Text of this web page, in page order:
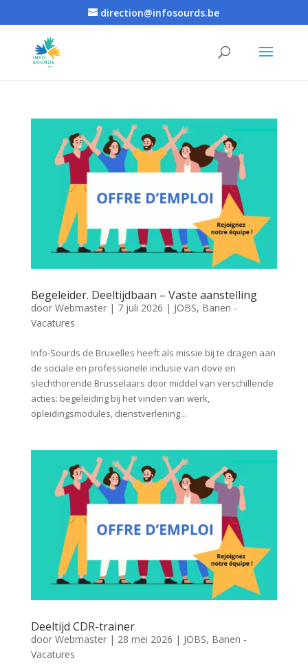
direction@infosourds.be
Begeleider. Deeltijdbaan – Vaste aanstelling
door Webmaster| 7 juli 2026 | JOBS, Banen -
Vacatures
Info-Sourds de Bruxelles heeft als missie bij te dragen aan
de sociale en professionele inclusie van dove en
slechthorende Brusselaars door middel van verschillende
acties: begeleiding bij het vinden van werk,
opleidingsmodules, dienstverlening...
Deeltijd CDR-trainer
door Webmaster| 28 mei 2026 | JOBS, Banen -
Vacatures